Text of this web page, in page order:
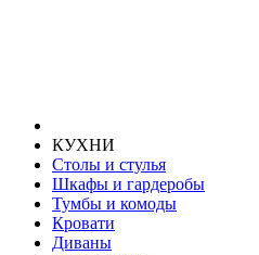
КУХНИ
Столы и стулья
Шкафы и гардеробы
Тумбы и комоды
Кровати
Диваны